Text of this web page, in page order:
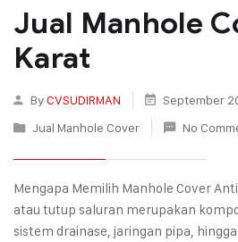
Jual Manhole
Karat
ByCVSUDIRMAN
September
Jual Manhole Cover
No
Mengapa Memilih Manhole Cover
atau tutup saluran merupakan
sistem drainase, jaringan pipa,